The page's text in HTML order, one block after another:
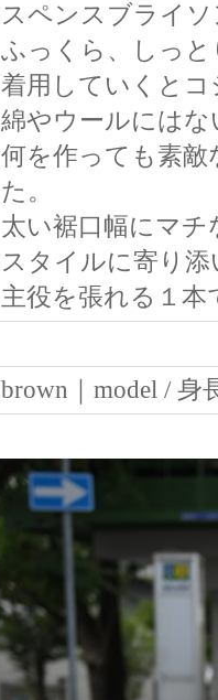
スペンスブライ
ふっくら、しっ
着用していくと
綿やウールには
何を作っても素
た。
太い裾口幅にマ
スタイルに寄り
主役を張れる１本
brown｜model / 身